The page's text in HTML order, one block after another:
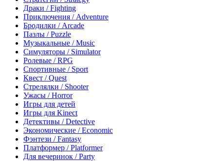
Драки / Fighting
Приключения / Adventure
Бродилки / Arcade
Пазлы / Puzzle
Музыкальные / Music
Симуляторы / Simulator
Ролевые / RPG
Спортивные / Sport
Квест / Quest
Стрелялки / Shooter
Ужасы / Horror
Игры для детей
Игры для Kinect
Детективы / Detective
Экономические / Economic
Фэнтези / Fantasy
Платформер / Platformer
Для вечеринок / Party